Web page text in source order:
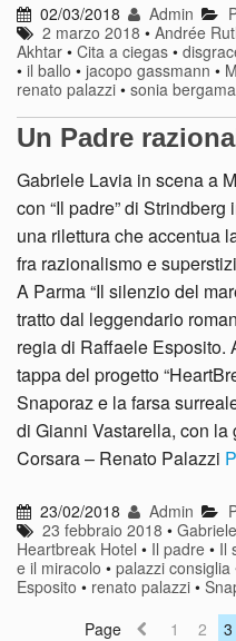
02/03/2018 Admin
2 marzo 2018 •Andrée
Akhtar • Cita a ciegas •
• il ballo • jacopo gassmann •
renato palazzi • sonia
Un Padre
Gabriele Lavia in scena a
con “Il padre” di Strindberg
una rilettura che accentua
fra razionalismo e
A Parma “Il silenzio del
tratto dal leggendario
regia di Raffaele Esposito.
tappa del progetto
Snaporaz e la farsa
di Gianni Vastarella, con
Corsara – Renato Palazzi
23/02/2018 Admin
23 febbraio 2018 •
Heartbreak Hotel • Il padre • Il
e il miracolo • palazzi consiglia
Esposito • renato palazzi •
Page
1 2 3